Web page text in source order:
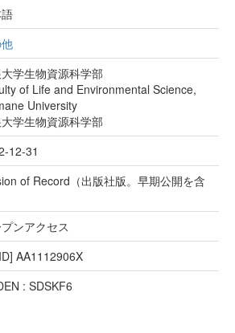
学生物資源科学部
of Life and Environmental Science,
University
学生物資源科学部
12-31
of Record（出版社版。早期公開を含
ンアクセス
AA1112906X
: SDSKF6